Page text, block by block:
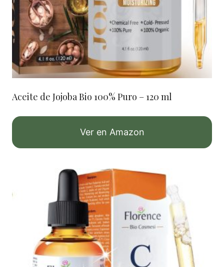
Aceite de Jojoba Bio 100% Puro – 120 ml
Ver en Amazon